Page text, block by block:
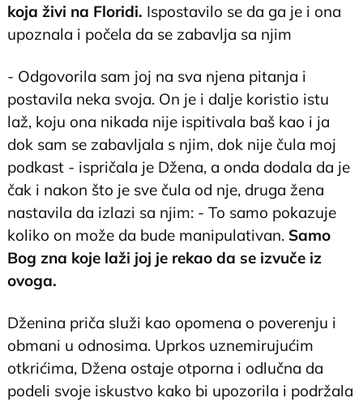
koja živi na Floridi. Ispostavilo se da ga je i ona
upoznala i počela da se zabavlja sa njim
- Odgovorila sam joj na sva njena pitanja i
postavila neka svoja. On je i dalje koristio istu
laž, koju ona nikada nije ispitivala baš kao i ja
dok sam se zabavljala s njim, dok nije čula moj
podkast - ispričala je Džena, a onda dodala da je
čak i nakon što je sve čula od nje, druga žena
nastavila da izlazi sa njim: - To samo pokazuje
koliko on može da bude manipulativan. Samo
Bog zna koje laži joj je rekao da se izvuče iz
ovoga.
Dženina priča služi kao opomena o poverenju i
obmani u odnosima. Uprkos uznemirujućim
otkrićima, Džena ostaje otporna i odlučna da
podeli svoje iskustvo kako bi upozorila i podržala